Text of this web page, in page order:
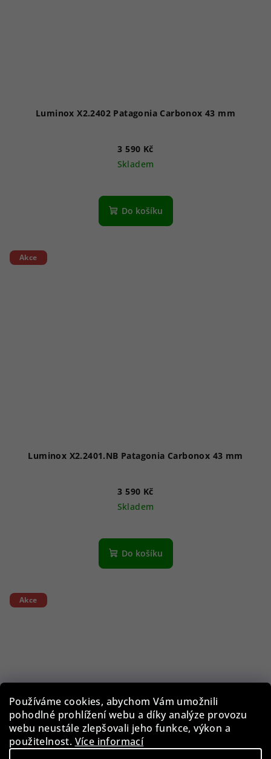
Používáme cookies, abychom Vám umožnili
pohodlné prohlížení webu a díky analýze provozu
webu neustále zlepšovali jeho funkce, výkon a
použitelnost. Více informací
Luminox X2.2402 Patagonia Carbonox 43 mm
3 590 Kč
Skladem
hodnocení
produktu
Do košíku
Akce
Luminox X2.2401.NB Patagonia Carbonox 43 mm
3 590 Kč
Skladem
Do košíku
Akce